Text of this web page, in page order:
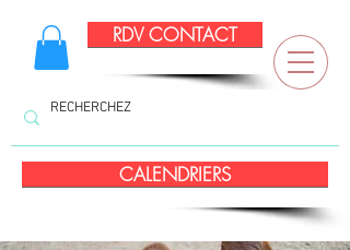
RDV CONTACT
CALENDRIERS